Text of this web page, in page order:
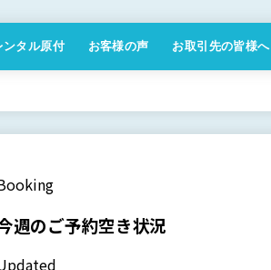
ンタル原付 お客様の声 お取引先の皆様へ